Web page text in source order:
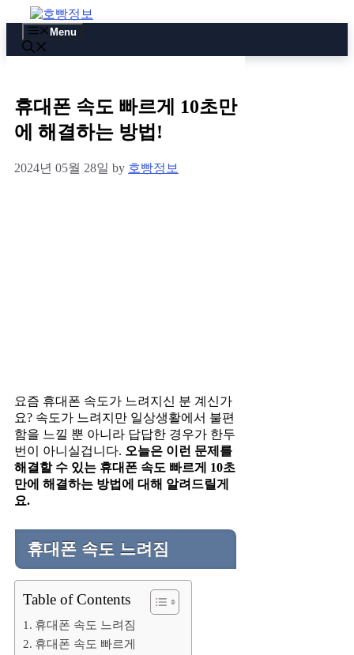
to
content
Menu
휴대폰 속도 빠르게 10초만
에 해결하는 방법!
2024년 05월 28일 by 호빵정보
요즘 휴대폰 속도가 느려지신 분 계신가
요? 속도가 느려지만 일상생활에서 불편
함을 느낄 뿐 아니라 답답한 경우가 한두
번이 아니실겁니다. 오늘은 이런 문제를
해결할 수 있는 휴대폰 속도 빠르게 10초
만에 해결하는 방법에 대해 알려드릴게
요.
휴대폰 속도 느려짐
Table of Contents
휴대폰 속도 느려짐
휴대폰 속도 빠르게